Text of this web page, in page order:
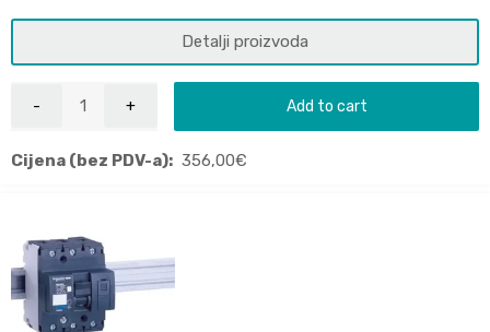
Detalji proizvoda
Add to cart
Cijena (bez PDV-a): 356,00€